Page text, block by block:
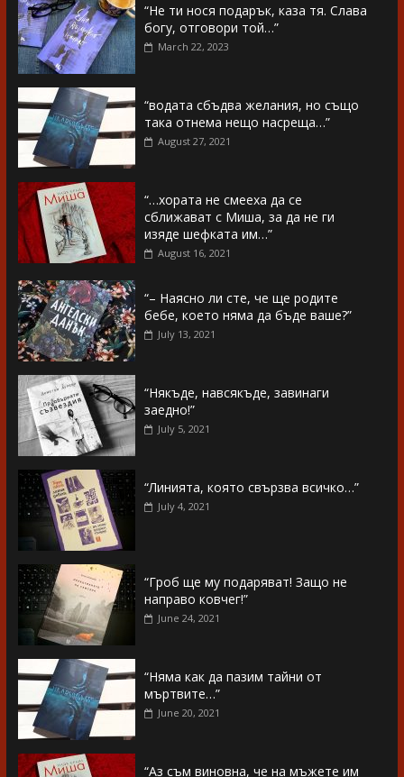
“Не ти нося подарък, каза тя. Слава
богу, отговори той…”
March 22, 2023
“водата сбъдва желания, но също
така отнема нещо насреща…”
August 27, 2021
“…хората не смееха да се
сближават с Миша, за да не ги
изяде шефката им…”
August 16, 2021
“– Наясно ли сте, че ще родите
бебе, което няма да бъде ваше?”
July 13, 2021
“Някъде, навсякъде, завинаги
заедно!”
July 5, 2021
“Линията, която свързва всичко…”
July 4, 2021
“Гроб ще му подаряват! Защо не
направо ковчег!”
June 24, 2021
“Няма как да пазим тайни от
мъртвите…”
June 20, 2021
“Аз съм виновна, че на мъжете им